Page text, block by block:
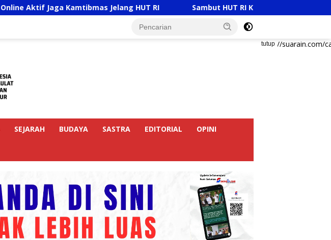
Kamtibmas Jelang HUT RI Sambut HUT RI Ke-81, Ricky Anthony Buka
tutup
https://suarain.com/
SEJARAH BUDAYA SASTRA EDITORIAL OPINI